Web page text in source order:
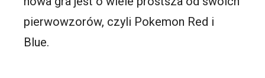
pierwowzorów, czyli Pokemon Red i
Blue.